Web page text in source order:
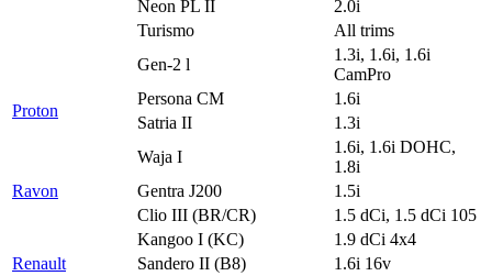
Neon PL II
2.0i
Turismo
All trims
Proton
Gen-2 l
1.3i, 1.6i, 1.6i
CamPro
Persona CM
1.6i
Satria II
1.3i
Waja I
1.6i, 1.6i DOHC,
1.8i
Ravon
Gentra J200 1.5i
Renault
Clio III (BR/CR)
1.5 dCi, 1.5 dCi 105
Kangoo I (KC)
1.9 dCi 4x4
Sandero II (B8)
1.6i 16v